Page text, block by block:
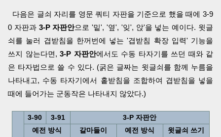
다음은 글쇠 자리를 영문 쿼티 자판을 기준으로 했을 때에 3-9
0 자판과 3-P 자판안으로 '밑', '옆', '잊', 앉'을 넣는 예이다. 윗글
쇠를 눌러 겹받침을 한꺼번에 넣는 '겹받침 확장 입력' 기능을
쓰지 않는다면, 3-P 자판안에서도 수동 타자기를 쓰던 때와 같
은 타자법으로 쓸 수 있다. (굵은 글짜는 윗글쇠를 함께 누름을
나타내고, 수동 타자기에서 홑받침을 조합하여 겹받침을 넣을
때에 들어가는 군동작은 나타내지 않았다.)
3-90 3-91
3-P 자판안
예전 방식
갈마들이
예전 방식
윗글쇠 쓰기